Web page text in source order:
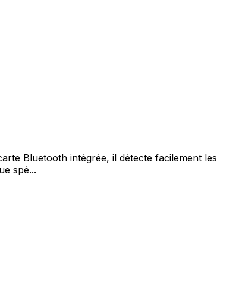
Bluetooth intégrée, il détecte facilement les
spé...